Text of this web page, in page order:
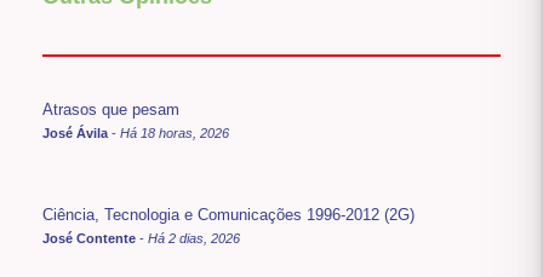
Atrasos que pesam
José Ávila - Há 18 horas, 2026
Ciência, Tecnologia e Comunicações 1996-2012 (2G)
José Contente - Há 2 dias, 2026